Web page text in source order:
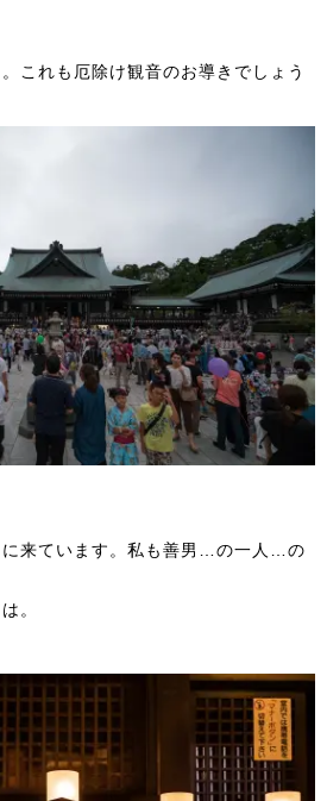
これも厄除け観音のお導きでしょう
に来ています。私も善男…の一人…の
。